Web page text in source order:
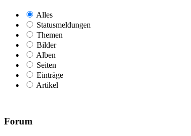
Alles
Statusmeldungen
Themen
Bilder
Alben
Seiten
Einträge
Artikel
Forum